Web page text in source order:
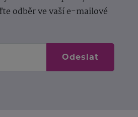
odběr ve vaší e-mailové
Odeslat